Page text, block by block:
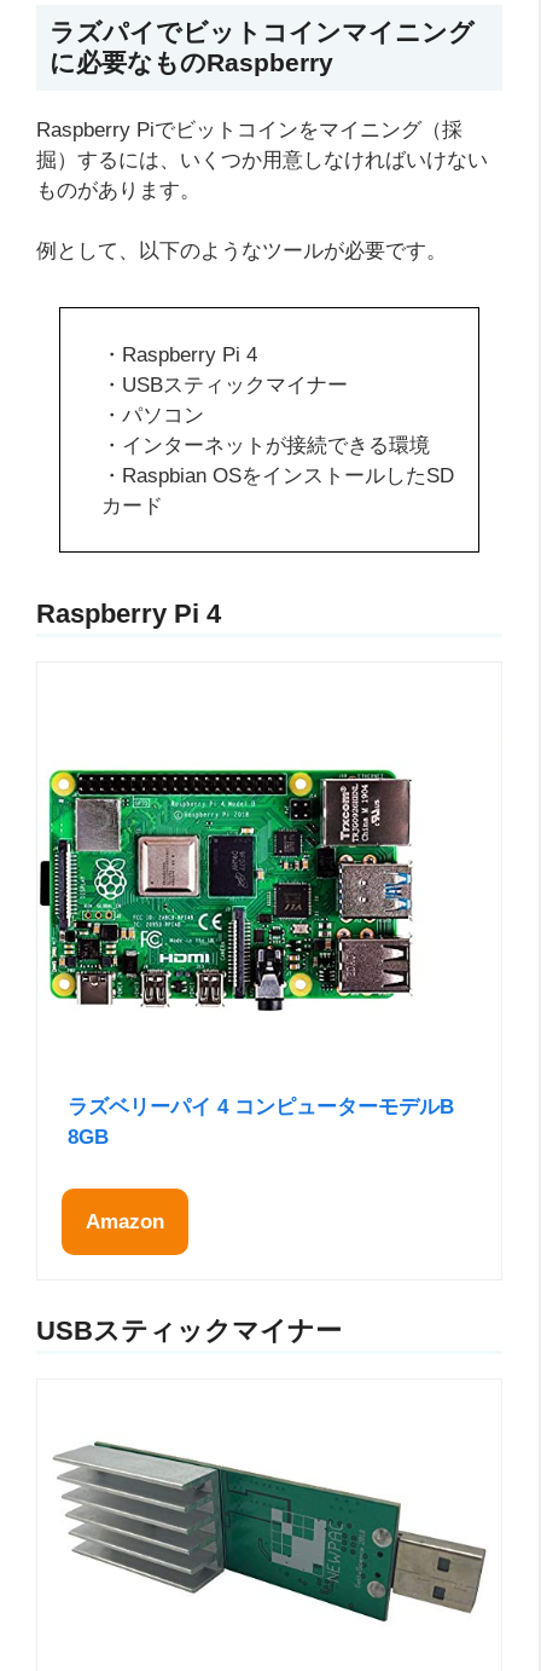
ラズパイでビットコインマイニング
に必要なものRaspberry
Raspberry Piでビットコインをマイニング（採
掘）するには、いくつか用意しなければいけない
ものがあります。
例として、以下のようなツールが必要です。
・Raspberry Pi 4
・USBスティックマイナー
・パソコン
・インターネットが接続できる環境
・Raspbian OSをインストールしたSD
カード
Raspberry Pi 4
ラズベリーパイ 4 コンピューターモデルB
8GB
Amazon
USBスティックマイナー